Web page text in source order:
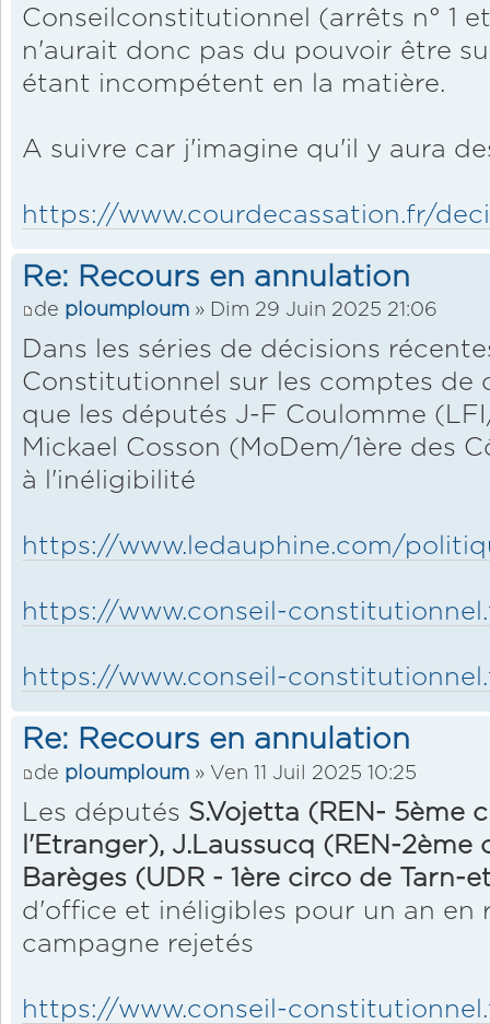
Conseilconstitutionnel (arrêts n° 1
n'aurait donc pas du pouvoir être
étant incompétent en la matière.
A suivre car j'imagine qu'il y aura
https://www.courdecassation.fr/
Re: Recours en annulation
de ploumploum » Dim 29 Juin 2025 21:06
Dans les séries de décisions
Constitutionnel sur les comptes de
que les députés J-F Coulomme
Mickael Cosson (MoDem/1ère des
à l'inéligibilité
https://www.ledauphine.com/
https://www.conseil-
https://www.conseil-
Re: Recours en annulation
de ploumploum » Ven 11 Juil 2025 10:25
Les députés S.Vojetta (REN- 5ème
l'Etranger), J.Laussucq (REN-
Barèges (UDR - 1ère circo de Tarn-
d'office et inéligibles pour un an en
campagne rejetés
https://www.conseil-